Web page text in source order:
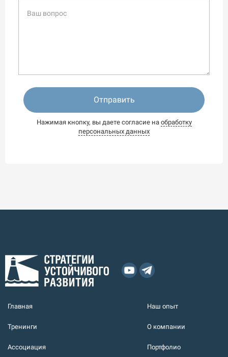
Отправить
Нажимая кнопку, вы даете согласие на обработку
персональных данных
Главная
Тренинги
Ассоциация
Наш опыт
О компании
Портфолио